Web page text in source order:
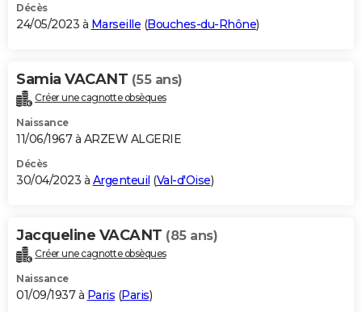
Décès
24/05/2023 à Marseille (Bouches-du-Rhône)
Samia VACANT (55 ans)
Créer une cagnotte obsèques
Naissance
11/06/1967 à ARZEW ALGERIE
Décès
30/04/2023 à Argenteuil (Val-d'Oise)
Jacqueline VACANT (85 ans)
Créer une cagnotte obsèques
Naissance
01/09/1937 à Paris (Paris)